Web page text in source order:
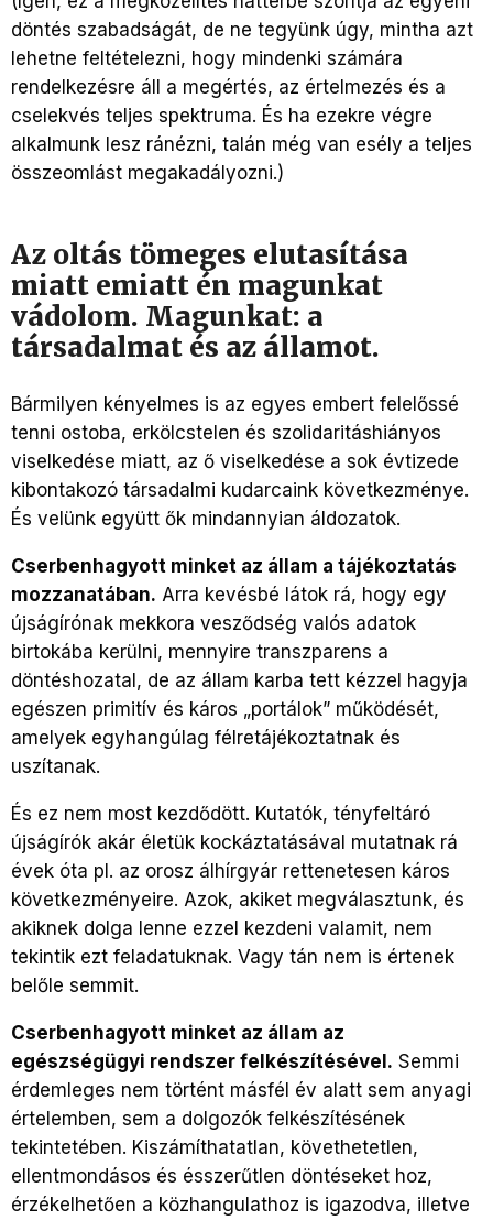
döntés szabadságát, de ne tegyünk úgy, mintha azt
lehetne feltételezni, hogy mindenki számára
rendelkezésre áll a megértés, az értelmezés és a
cselekvés teljes spektruma. És ha ezekre végre
alkalmunk lesz ránézni, talán még van esély a teljes
összeomlást megakadályozni.)
Az oltás tömeges elutasítása
miatt emiatt én magunkat
vádolom. Magunkat: a
társadalmat és az államot.
Bármilyen kényelmes is az egyes embert felelőssé
tenni ostoba, erkölcstelen és szolidaritáshiányos
viselkedése miatt, az ő viselkedése a sok évtizede
kibontakozó társadalmi kudarcaink következménye.
És velünk együtt ők mindannyian áldozatok.
Cserbenhagyott minket az állam a tájékoztatás
mozzanatában. Arra kevésbé látok rá, hogy egy
újságírónak mekkora vesződség valós adatok
birtokába kerülni, mennyire transzparens a
döntéshozatal, de az állam karba tett kézzel hagyja
egészen primitív és káros „portálok” működését,
amelyek egyhangúlag félretájékoztatnak és
uszítanak.
És ez nem most kezdődött. Kutatók, tényfeltáró
újságírók akár életük kockáztatásával mutatnak rá
évek óta pl. az orosz álhírgyár rettenetesen káros
következményeire. Azok, akiket megválasztunk, és
akiknek dolga lenne ezzel kezdeni valamit, nem
tekintik ezt feladatuknak. Vagy tán nem is értenek
belőle semmit.
Cserbenhagyott minket az állam az
egészségügyi rendszer felkészítésével. Semmi
érdemleges nem történt másfél év alatt sem anyagi
értelemben, sem a dolgozók felkészítésének
tekintetében. Kiszámíthatatlan, követhetetlen,
ellentmondásos és ésszerűtlen döntéseket hoz,
érzékelhetően a közhangulathoz is igazodva, illetve